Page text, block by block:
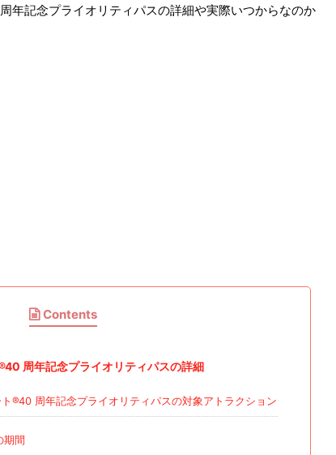
年記念プライオリティパスの詳細や実際いつからなのか
Contents
周年記念プライオリティパスの詳細
®40 周年記念プライオリティパスの対象アトラクション
期間